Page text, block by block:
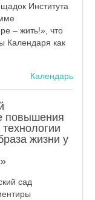
Института
– жить!», что
Календаря как
Календарь
повышения
жизни у
сад